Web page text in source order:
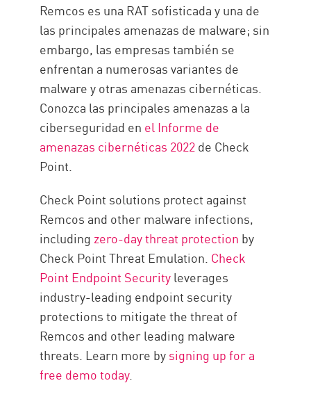
Remcos es una RAT sofisticada y una de
las principales amenazas de malware; sin
embargo, las empresas también se
enfrentan a numerosas variantes de
malware y otras amenazas cibernéticas.
Conozca las principales amenazas a la
ciberseguridad en el Informe de
amenazas cibernéticas 2022de Check
Point.
Check Point solutions protect against
Remcos and other malware infections,
including zero-day threat protection by
Check Point Threat Emulation. Check
Point Endpoint Securityleverages
industry-leading endpoint security
protections to mitigate the threat of
Remcos and other leading malware
threats. Learn more bysigning up for a
free demo today.